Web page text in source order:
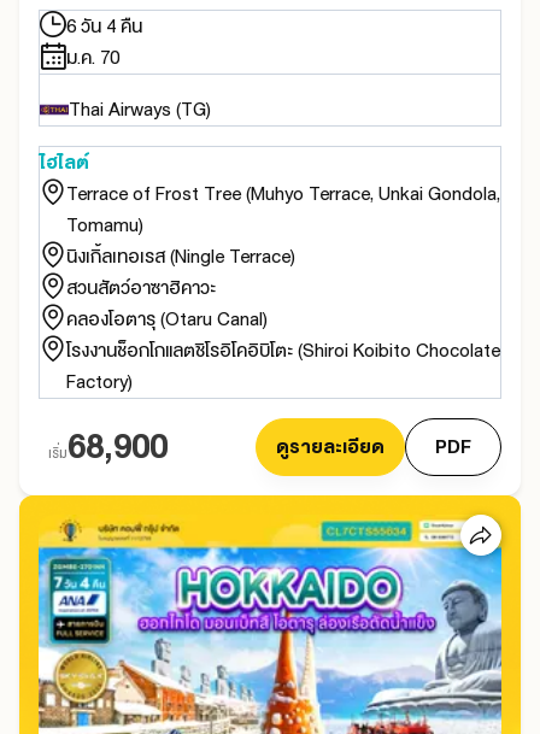
6 วัน 4 คืน
ม.ค. 70
Thai Airways (TG)
ไฮไลต์
Terrace of Frost Tree (Muhyo Terrace, Unkai Gondola,
Tomamu)
นิงเกิ้ลเทอเรส (Ningle Terrace)
สวนสัตว์อาซาฮิคาวะ
คลองโอตารุ (Otaru Canal)
โรงงานช็อกโกแลตชิโรอิโคอิบิโตะ (Shiroi Koibito Chocolate
Factory)
เริ่ม68,900 ดูรายละเอียด PDF